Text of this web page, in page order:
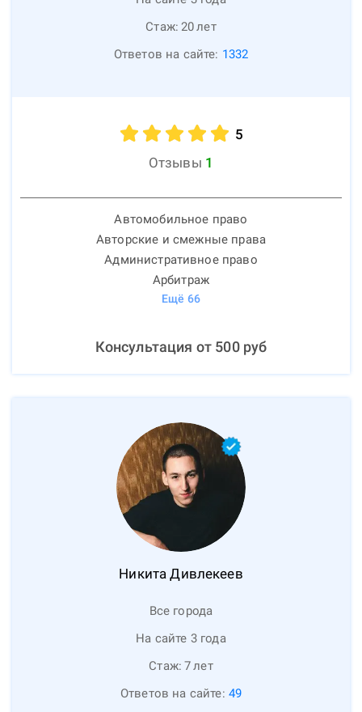
Стаж: 20лет
Ответов на сайте: 1332
5
Отзывы 1
Автомобильное право
Авторские и смежные права
Административное право
Арбитраж
Ещё 66
Консультация от 500руб
Никита Дивлекеев
Все города
На сайте 3 года
Стаж: 7лет
Ответов на сайте: 49